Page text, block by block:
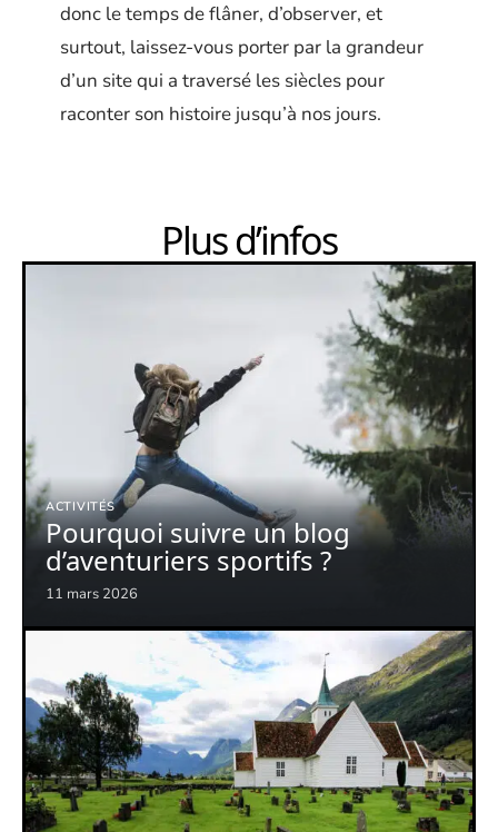
donc le temps de flâner, d’observer, et
surtout, laissez-vous porter par la grandeur
d’un site qui a traversé les siècles pour
raconter son histoire jusqu’à nos jours.
Plus d’infos
ACTIVITÉS
Pourquoi suivre un blog
d’aventuriers sportifs ?
11 mars 2026